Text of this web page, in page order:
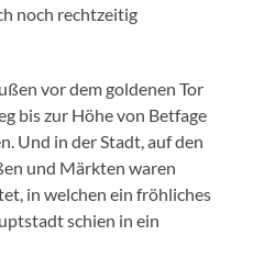
noch rechtzeitig
vor dem goldenen Tor
bis zur Höhe von Betfage
Und in der Stadt, auf den
und Märkten waren
in welchen ein fröhliches
schien in ein